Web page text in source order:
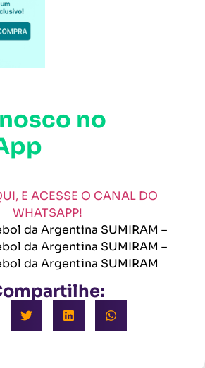
no
E ACESSE O CANAL DO
WHATSAPP!
da Argentina SUMIRAM –
da Argentina SUMIRAM –
da Argentina SUMIRAM